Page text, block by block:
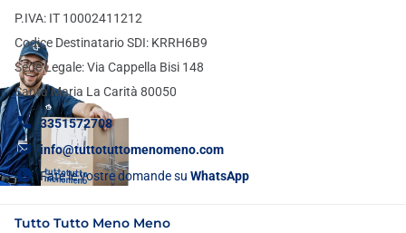
P.IVA: IT 10002411212
Codice Destinatario SDI: KRRH6B9
Sede Legale: Via Cappella Bisi 148
Santa Maria La Carità 80050
3351572708
info@tuttotuttomenomeno.com
Fate le vostre domande su WhatsApp
Tutto Tutto Meno Meno